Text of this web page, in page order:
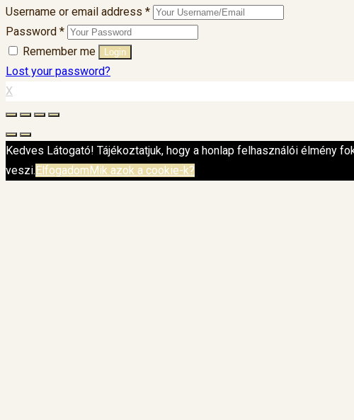
Username or email address *
Password *
Remember me
Lost your password?
X
Kedves Látogató! Tájékoztatjuk, hogy a honlap felhasználói élmény
veszi.ElfogadomMik azok a cookie-k?